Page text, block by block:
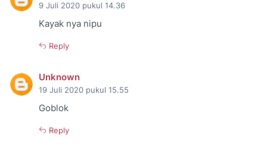
9 Juli 2020 pukul 14.36
Kayak nya nipu
Reply
Unknown
19 Juli 2020 pukul 15.55
Goblok
Reply